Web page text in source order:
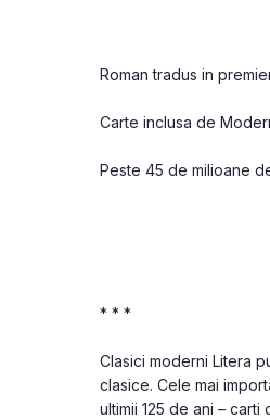
Roman tradus in
Carte inclusa de
Peste 45 de milioane
* * *
Clasici moderni Litera
clasice. Cele mai
ultimii 125 de ani –